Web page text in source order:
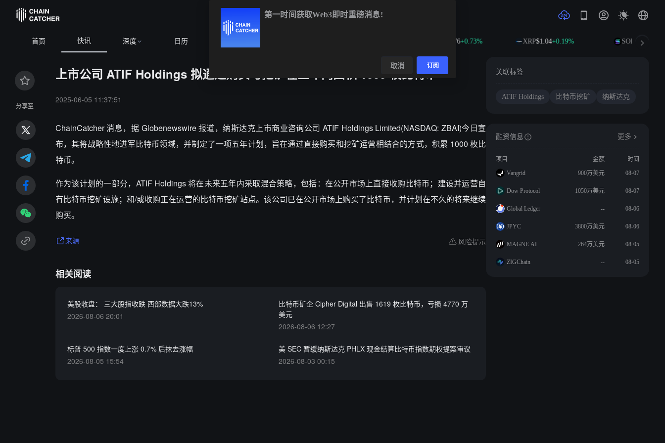
首页 快讯 深度 日历 $595.76+0.73% XRP$1.04+0.19% SOL $75.45
分享至
上市公司 ATIF Holdings 拟通过购买与挖矿在五年内囤积 1000 枚比特币
2025-06-05 11:37:51
ChainCatcher 消息， 据 Globenewswire 报道，纳斯达克上市商业咨询公司 ATIF Holdings Limited(NASDAQ: ZBAI)今日宣
布，其将战略性地进军比特币领域，并制定了一项五年计划，旨在通过直接购买和挖矿运营相结合的方式，积累 1000 枚比
特币。
作为该计划的一部分，ATIF Holdings 将在未来五年内采取混合策略，包括：在公开市场上直接收购比特币；建设并运营自
有比特币挖矿设施；和/或收购正在运营的比特币挖矿站点。该公司已在公开市场上购买了比特币，并计划在不久的将来继续
购买。
来源 风险提示
相关阅读
美股收盘： 三大股指收跌 西部数据大跌13%
2026-08-06 20:01
比特币矿企 Cipher Digital 出售 1619 枚比特币，亏损 4770 万
美元
2026-08-06 12:27
标普 500 指数一度上涨 0.7% 后抹去涨幅
2026-08-05 15:54
美 SEC 暂缓纳斯达克 PHLX 现金结算比特币指数期权提案审议
2026-08-03 00:15
关联标签
ATIF Holdings 比特币挖矿 纳斯达克
融资信息 更多
项目 金额
时间
Vangrid
900万美元 08-07
Dow Protocol 1050万美元 08-07
Global Ledger -- 08-06
JPYC 3800万美元 08-06
MAGNE.AI 264万美元 08-05
ZIGChain -- 08-05
第一时间获取Web3即时重磅消息!
取消 订阅